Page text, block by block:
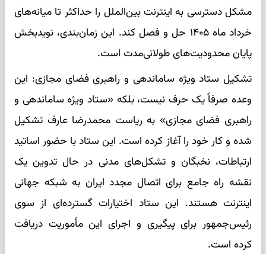
مشکل دسترسی به اینترنت بین‌الملل را حداکثر تا میانه‌های
خرداد ماه ۱۴۰۵ حل و فصل کند. این زمان‌بندی، نویدبخش
پایان محدودیت‌های طولانی‌مدت است.
تشکیل ستاد ویژه ساماندهی و راهبری فضای مجازی: این
وعده صرفاً یک حرف نیست، بلکه «ستاد ویژه ساماندهی و
راهبری فضای مجازی» به ریاست محمدرضا عارف تشکیل
شده و کار خود را آغاز کرده است. این ستاد با حضور اساتید
ارتباطات، نخبگان و تشکل‌های مدنی در حال تدوین یک
نقشه راه جامع برای اتصال مجدد ایران به شبکه جهانی
اینترنت هستند. این ستاد اختیارات گسترده‌ای از سوی
رئیس‌جمهور برای پیگیری و اجرای این مأموریت دریافت
کرده است.